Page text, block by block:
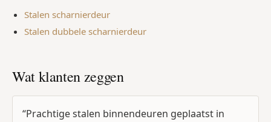
Stalen scharnierdeur
Stalen dubbele scharnierdeur
Wat klanten zeggen
“Prachtige stalen binnendeuren geplaatst in